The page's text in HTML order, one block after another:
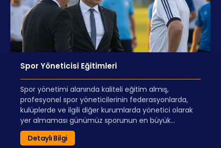
Spor Yöneticisi Eğitimleri
Spor yönetimi alanında kaliteli eğitim almış,
profesyonel spor yöneticilerinin federasyonlarda,
kulüplerde ve ilgili diğer kurumlarda yönetici olarak
yer almaması günümüz sporunun en büyük
problemlerden biridir. Spor Yöneticisi Eğitimleri, teorik
bilgilerin ötesinde spor dünyasında önemli
Detaylı Bilgi